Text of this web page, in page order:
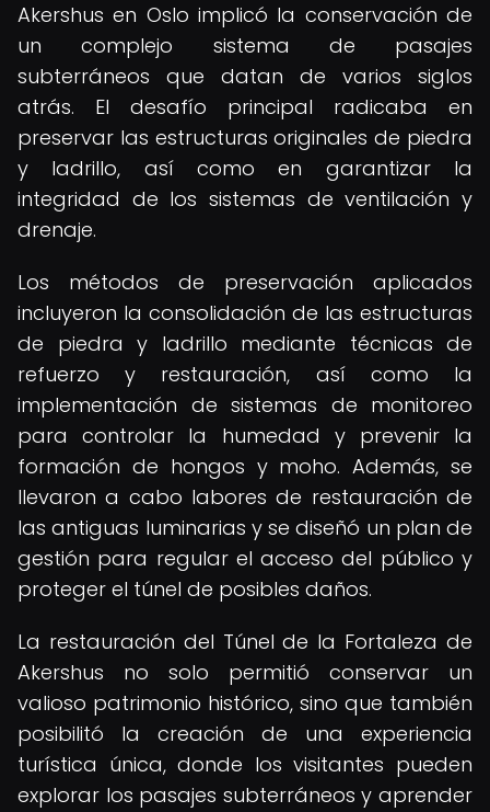
Akershus en Oslo implicó la conservación de
un complejo sistema de pasajes
subterráneos que datan de varios siglos
atrás. El desafío principal radicaba en
preservar las estructuras originales de piedra
y ladrillo, así como en garantizar la
integridad de los sistemas de ventilación y
drenaje.
Los métodos de preservación aplicados
incluyeron la consolidación de las estructuras
de piedra y ladrillo mediante técnicas de
refuerzo y restauración, así como la
implementación de sistemas de monitoreo
para controlar la humedad y prevenir la
formación de hongos y moho. Además, se
llevaron a cabo labores de restauración de
las antiguas luminarias y se diseñó un plan de
gestión para regular el acceso del público y
proteger el túnel de posibles daños.
La restauración del Túnel de la Fortaleza de
Akershus no solo permitió conservar un
valioso patrimonio histórico, sino que también
posibilitó la creación de una experiencia
turística única, donde los visitantes pueden
explorar los pasajes subterráneos y aprender